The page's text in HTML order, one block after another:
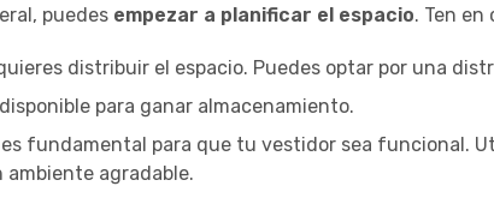
puedes empezar a planificar el espacio. Ten
distribuir el espacio. Puedes optar por una
para ganar almacenamiento.
fundamental para que tu vestidor sea funcional.
agradable.